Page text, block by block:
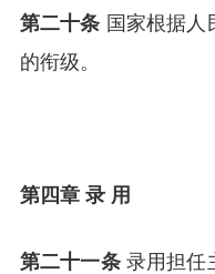
第二十条 国家根据人
的衔级。
第四章 录 用
第二十一条录用担任